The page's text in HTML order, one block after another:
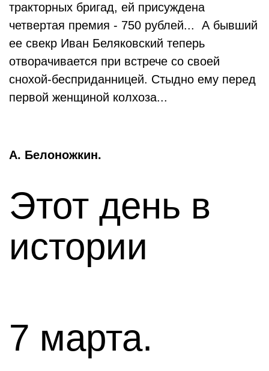
тракторных бригад, ей присуждена
четвертая премия - 750 рублей... А бывший
ее свекр Иван Беляковский теперь
отворачивается при встрече со своей
снохой-бесприданницей. Стыдно ему перед
первой женщиной колхоза...
А. Белоножкин.
Этот день в
истории
7 марта.